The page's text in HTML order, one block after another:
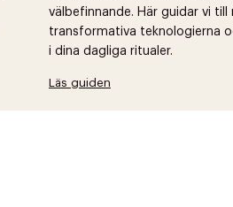
välbefinnande. Här guidar vi till
transformativa teknologierna
i dina dagliga ritualer.
Läs guiden